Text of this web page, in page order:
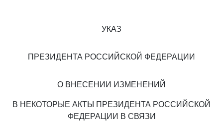
УКАЗ
ПРЕЗИДЕНТА РОССИЙСКОЙ ФЕДЕРАЦИИ
О ВНЕСЕНИИ ИЗМЕНЕНИЙ
В НЕКОТОРЫЕ АКТЫ ПРЕЗИДЕНТА РОССИЙСКОЙ
ФЕДЕРАЦИИ В СВЯЗИ